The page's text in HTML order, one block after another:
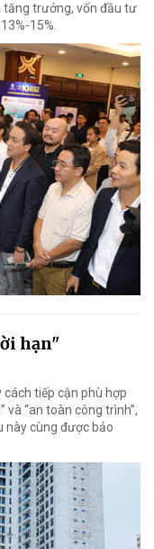
tăng trưởng, vốn đầu tư
15%.
hạn"
tiếp cận phù hợp
và “an toàn công trình”,
này cùng được bảo